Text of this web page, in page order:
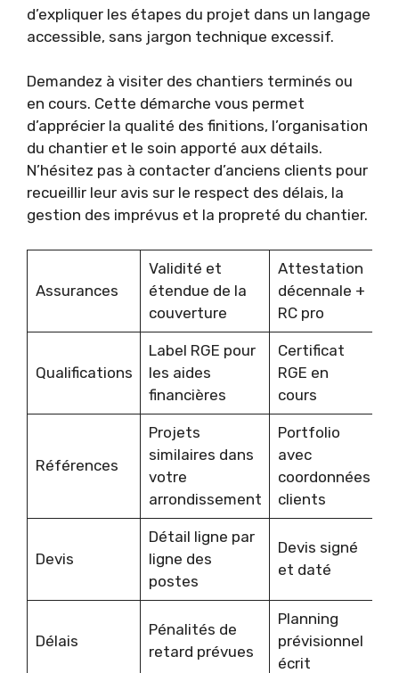
d’expliquer les étapes du projet dans un langage
accessible, sans jargon technique excessif.
Demandez à visiter des chantiers terminés ou
en cours. Cette démarche vous permet
d’apprécier la qualité des finitions, l’organisation
du chantier et le soin apporté aux détails.
N’hésitez pas à contacter d’anciens clients pour
recueillir leur avis sur le respect des délais, la
gestion des imprévus et la propreté du chantier.
Assurances
Validité et
étendue de la
couverture
Attestation
décennale +
RC pro
Qualifications
Label RGE pour
les aides
financières
Certificat
RGE en
cours
Références
Projets
similaires dans
votre
arrondissement
Portfolio
avec
coordonnées
clients
Devis
Détail ligne par
ligne des
postes
Devis signé
et daté
Délais
Pénalités de
retard prévues
Planning
prévisionnel
écrit